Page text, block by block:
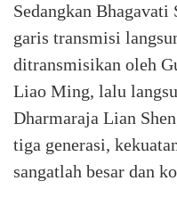
Sedangkan
garis transmisi
ditransmisikan oleh
Liao Ming, lalu
Dharmaraja Lian
tiga generasi,
sangatlah besar dan